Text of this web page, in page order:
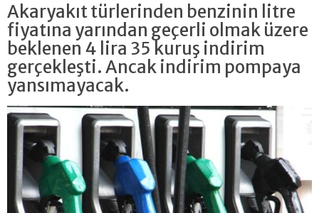
Akaryakıt türlerinden benzinin litre
fiyatına yarından geçerli olmak üzere
beklenen 4 lira 35 kuruş indirim
gerçekleşti. Ancak indirim pompaya
yansımayacak.